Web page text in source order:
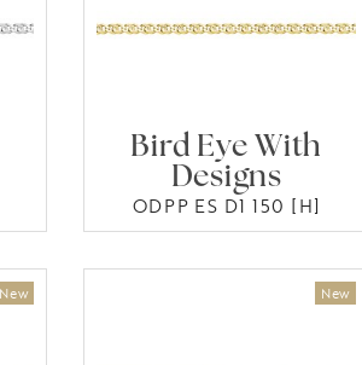
Bird Eye With
Designs
ODPP ES D1 150 [H]